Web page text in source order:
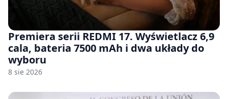
Premiera serii REDMI 17. Wyświetlacz 6,9
cala, bateria 7500 mAh i dwa układy do
wyboru
8 sie 2026